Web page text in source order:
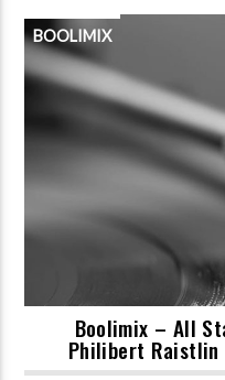
BOOLIMIX
Boolimix – All
Philibert